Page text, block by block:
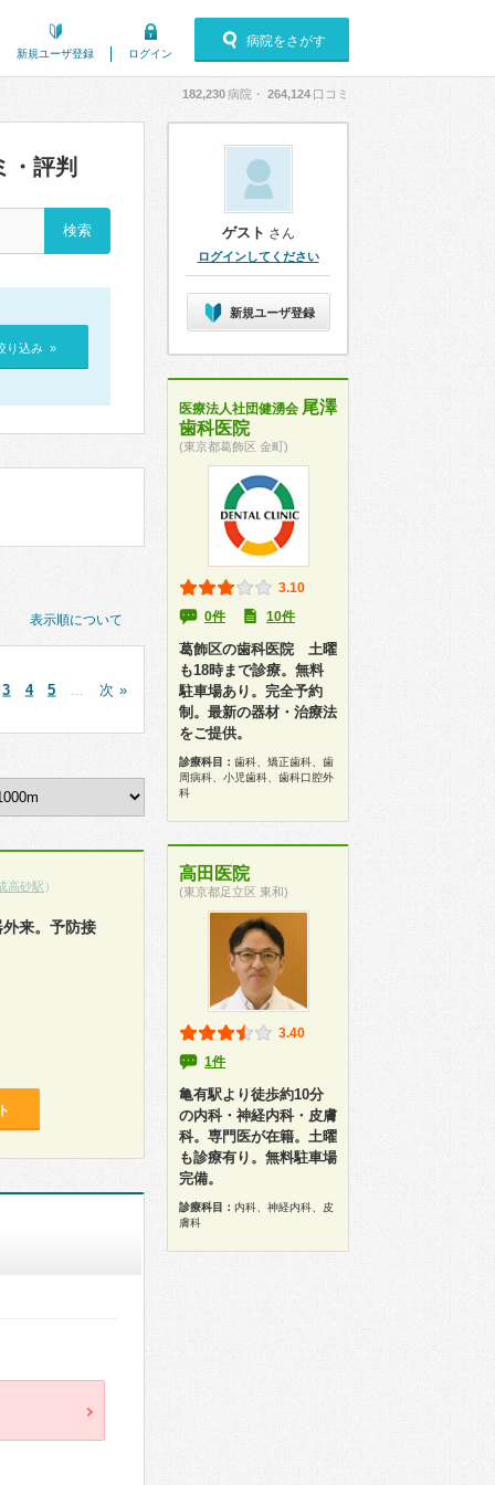
新規ユーザ登録 ログイン
病院をさがす
182,230病院・ 264,124 口コミ
・評判
り込み »
表示順について
3 4 5 次 »
高砂駅 ）
来。予防接
ゲスト さん
ログインしてください
新規ユーザ登録
医療法人社団健湧会 尾澤
歯科医院
(東京都葛飾区 金町)
3.10
0件
10件
葛飾区の歯科医院 土曜
も18時まで診療。無料
駐車場あり。完全予約
制。最新の器材・治療法
をご提供。
診療科目： 歯科、矯正歯科、歯
周病科、小児歯科、歯科口腔外
科
高田医院
(東京都足立区 東和)
3.40
1件
亀有駅より徒歩約10分
の内科・神経内科・皮膚
科。専門医が在籍。土曜
も診療有り。無料駐車場
完備。
診療科目： 内科、神経内科、皮
膚科